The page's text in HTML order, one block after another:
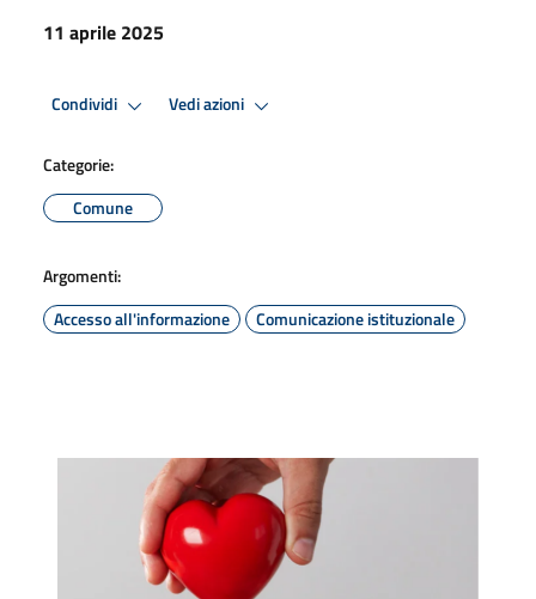
11 aprile 2025
Condividi Vedi azioni
Categorie:
Comune
Argomenti:
Accesso all'informazione
Comunicazione istituzionale